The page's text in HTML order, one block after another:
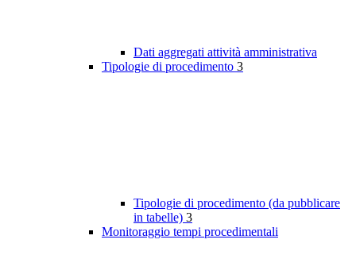
Dati aggregati attività amministrativa
Tipologie di procedimento 3
Tipologie di procedimento (da pubblicare
in tabelle) 3
Monitoraggio tempi procedimentali